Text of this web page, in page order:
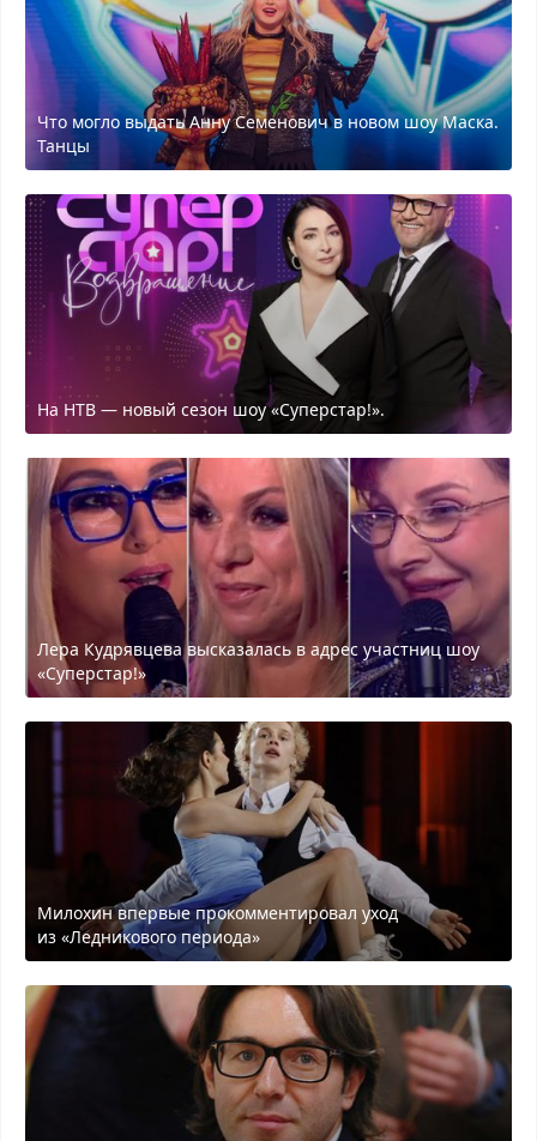
Что могло выдать Анну Семенович в новом шоу Маска.
Танцы
На НТВ — новый сезон шоу «Суперстар!».
Лера Кудрявцева высказалась в адрес участниц шоу
«Суперстар!»
Милохин впервые прокомментировал уход
из «Ледникового периода»